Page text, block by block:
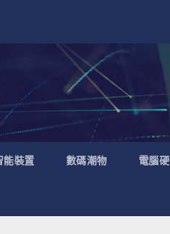
能裝置 數碼潮物 電腦